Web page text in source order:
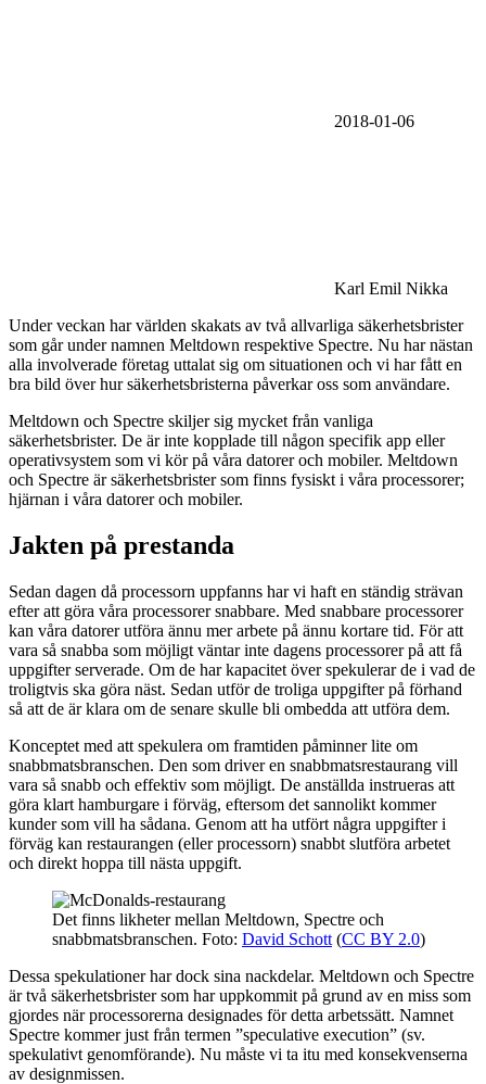
2018-01-06
Karl Emil Nikka
Under veckan har världen skakats av två allvarliga säkerhetsbrister
som går under namnen Meltdown respektive Spectre. Nu har nästan
alla involverade företag uttalat sig om situationen och vi har fått en
bra bild över hur säkerhetsbristerna påverkar oss som användare.
Meltdown och Spectre skiljer sig mycket från vanliga
säkerhetsbrister. De är inte kopplade till någon specifik app eller
operativsystem som vi kör på våra datorer och mobiler. Meltdown
och Spectre är säkerhetsbrister som finns fysiskt i våra processorer;
hjärnan i våra datorer och mobiler.
Jakten på prestanda
Sedan dagen då processorn uppfanns har vi haft en ständig strävan
efter att göra våra processorer snabbare. Med snabbare processorer
kan våra datorer utföra ännu mer arbete på ännu kortare tid. För att
vara så snabba som möjligt väntar inte dagens processorer på att få
uppgifter serverade. Om de har kapacitet över spekulerar de i vad de
troligtvis ska göra näst. Sedan utför de troliga uppgifter på förhand
så att de är klara om de senare skulle bli ombedda att utföra dem.
Konceptet med att spekulera om framtiden påminner lite om
snabbmatsbranschen. Den som driver en snabbmatsrestaurang vill
vara så snabb och effektiv som möjligt. De anställda instrueras att
göra klart hamburgare i förväg, eftersom det sannolikt kommer
kunder som vill ha sådana. Genom att ha utfört några uppgifter i
förväg kan restaurangen (eller processorn) snabbt slutföra arbetet
och direkt hoppa till nästa uppgift.
Det finns likheter mellan Meltdown, Spectre och
snabbmatsbranschen. Foto: David Schott (CC BY 2.0)
Dessa spekulationer har dock sina nackdelar. Meltdown och Spectre
är två säkerhetsbrister som har uppkommit på grund av en miss som
gjordes när processorerna designades för detta arbetssätt. Namnet
Spectre kommer just från termen ”speculative execution” (sv.
spekulativt genomförande). Nu måste vi ta itu med konsekvenserna
av designmissen.